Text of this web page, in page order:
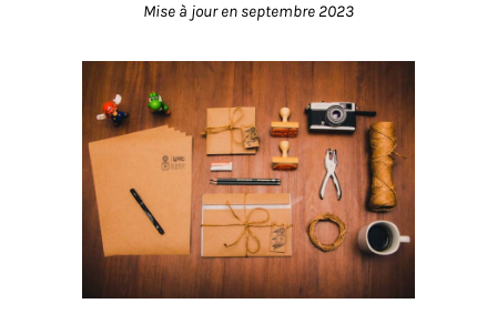
Mise à jour en septembre 2023